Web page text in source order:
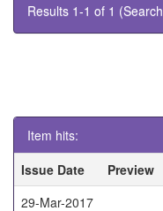
Results 1-1 of 1
Item hits:
Issue Date
Preview
29-Mar-2017